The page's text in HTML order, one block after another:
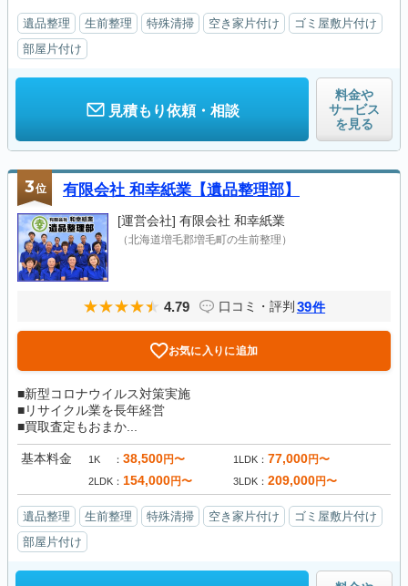
遺品整理 生前整理 特殊清掃 空き家片付け
ゴミ屋敷片付け
部屋片付け
見積もり依頼・相談
料金や
サービス
を見る
3位 有限会社 和幸紙業【遺品整理部】
[運営会社] 有限会社 和幸紙業
（北海道増毛郡増毛町の生前整理）
4.79 口コミ・評判 39件
お気に入りに追加
■新型コロナウイルス対策実施
■リサイクル業を長年経営
■買取査定もおまか...
基本料金 1K 38,500円〜 1LDK 77,000円〜
2LDK 154,000円〜 3LDK 209,000円〜
遺品整理 生前整理 特殊清掃 空き家片付け
ゴミ屋敷片付け
部屋片付け